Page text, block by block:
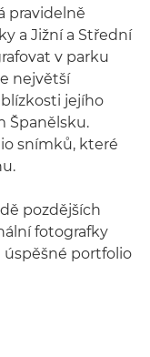
pravidelně
a Jižní a Střední
v parku
největší
jejího
Španělsku.
snímků, které
pozdějších
fotografky
úspěšné portfolio